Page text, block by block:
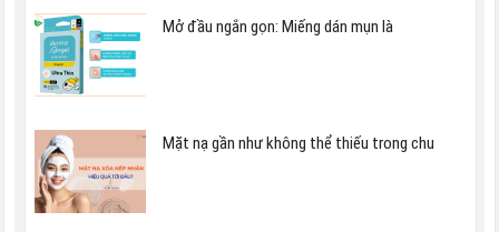
Mở đầu ngắn gọn: Miếng dán mụn là
Mặt nạ gần như không thể thiếu trong chu